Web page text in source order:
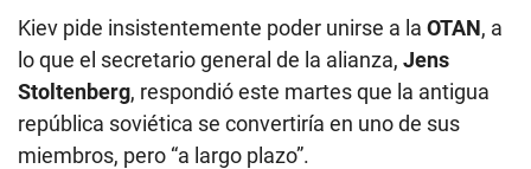
Kiev pide insistentemente poder unirse a la OTAN, a
lo que el secretario general de la alianza, Jens
Stoltenberg, respondió este martes que la antigua
república soviética se convertiría en uno de sus
miembros, pero “a largo plazo”.